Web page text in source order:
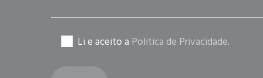
Li e aceito a Politica de Privacidade.